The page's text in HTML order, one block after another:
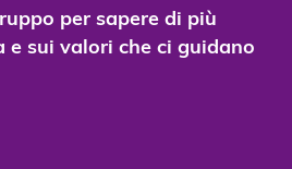
per sapere di più
sui valori che ci guidano